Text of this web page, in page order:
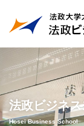
法政ビジネ
Hosei Business School